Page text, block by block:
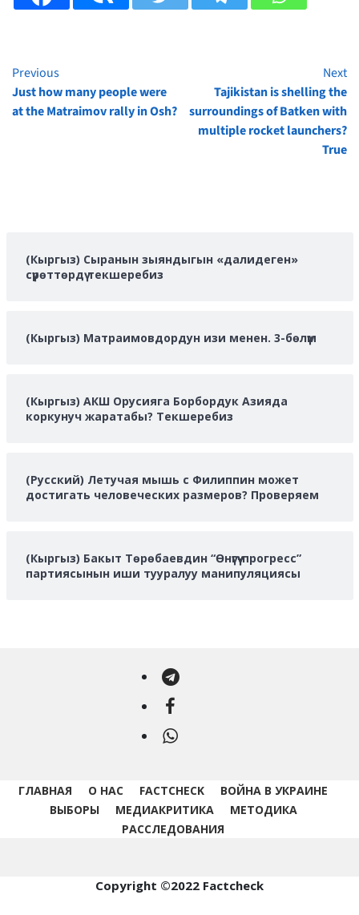
Continue
Reading
Previous
Just how many people were
at the Matraimov rally in Osh?
Next
Tajikistan is shelling the
surroundings of Batken with
multiple rocket launchers?
True
(Кыргыз) Сыранын зыяндыгын «далидеген»
сүрөттөрдү текшеребиз
(Кыргыз) Матраимовдордун изи менен. 3-бөлүм
(Кыргыз) АКШ Орусияга Борбордук Азияда
коркунуч жаратабы? Текшеребиз
(Русский) Летучая мышь с Филиппин может
достигать человеческих размеров? Проверяем
(Кыргыз) Бакыт Төрөбаевдин “Өнүгүү-прогресс”
партиясынын иши тууралуу манипуляциясы
Telegram
Facebook
WhatsApp
ГЛАВНАЯ О НАС FACTCHECK
ВОЙНА В УКРАИНЕ
ВЫБОРЫ
МЕДИАКРИТИКА
МЕТОДИКА
РАССЛЕДОВАНИЯ
Copyright ©2022 Factcheck